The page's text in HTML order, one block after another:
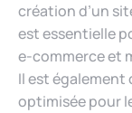
création d’un
est essentielle
e-commerce et
Il est également
optimisée pour